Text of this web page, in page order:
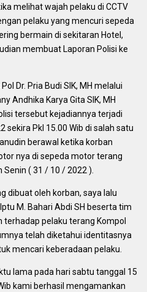
melihat wajah pelaku di CCTV
pelaku yang mencuri sepeda
bermain di sekitaran Hotel,
membuat Laporan Polisi ke
Dr. Pria Budi SIK, MH melalui
Andhika Karya Gita SIK, MH
tersebut kejadiannya terjadi
sekira Pkl 15.00 Wib di salah satu
berawal ketika korban
nya di sepeda motor terang
Senin ( 31 / 10 / 2022 ).
dibuat oleh korban, saya lalu
M. Bahari Abdi SH beserta tim
pelaku terang Kompol
telah diketahui identitasnya
mencari keberadaan pelaku.
lama pada hari sabtu tanggal 15
kami berhasil mengamankan